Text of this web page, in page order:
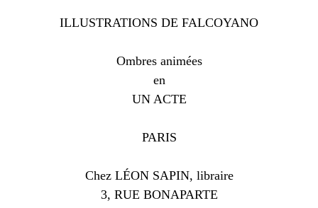
ILLUSTRATIONS DE FALCOYANO
Ombres animées
en
UN ACTE
PARIS
Chez LÉON SAPIN, libraire
3, RUE BONAPARTE